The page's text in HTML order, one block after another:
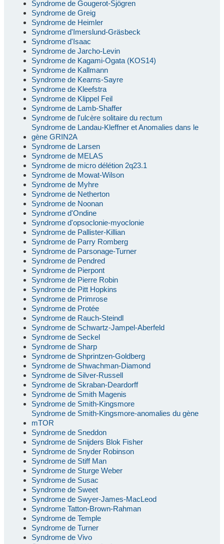
Syndrome de Gougerot-Sjögren
Syndrome de Greig
Syndrome de Heimler
Syndrome d'Imerslund-Gräsbeck
Syndrome d'Isaac
Syndrome de Jarcho-Levin
Syndrome de Kagami-Ogata (KOS14)
Syndrome de Kallmann
Syndrome de Kearns-Sayre
Syndrome de Kleefstra
Syndrome de Klippel Feil
Syndrome de Lamb-Shaffer
Syndrome de l'ulcère solitaire du rectum
Syndrome de Landau-Kleffner et Anomalies dans le
gène GRIN2A
Syndrome de Larsen
Syndrome de MELAS
Syndrome de micro délétion 2q23.1
Syndrome de Mowat-Wilson
Syndrome de Myhre
Syndrome de Netherton
Syndrome de Noonan
Syndrome d'Ondine
Syndrome d'opsoclonie-myoclonie
Syndrome de Pallister-Killian
Syndrome de Parry Romberg
Syndrome de Parsonage-Turner
Syndrome de Pendred
Syndrome de Pierpont
Syndrome de Pierre Robin
Syndrome de Pitt Hopkins
Syndrome de Primrose
Syndrome de Protée
Syndrome de Rauch-Steindl
Syndrome de Schwartz-Jampel-Aberfeld
Syndrome de Seckel
Syndrome de Sharp
Syndrome de Shprintzen-Goldberg
Syndrome de Shwachman-Diamond
Syndrome de Silver-Russell
Syndrome de Skraban-Deardorff
Syndrome de Smith Magenis
Syndrome de Smith-Kingsmore
Syndrome de Smith-Kingsmore-anomalies du gène
mTOR
Syndrome de Sneddon
Syndrome de Snijders Blok Fisher
Syndrome de Snyder Robinson
Syndrome de Stiff Man
Syndrome de Sturge Weber
Syndrome de Susac
Syndrome de Sweet
Syndrome de Swyer-James-MacLeod
Syndrome Tatton-Brown-Rahman
Syndrome de Temple
Syndrome de Turner
Syndrome de Vivo